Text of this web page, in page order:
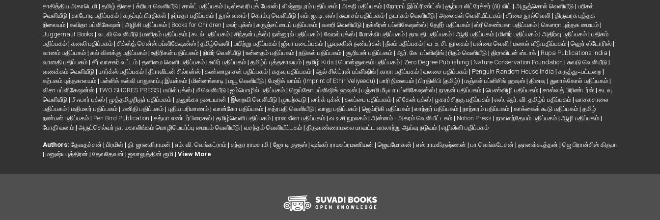
சாகித்திய அகாடெமி | தமிழ் திசை | க்ரியா வெளியீடு | சால்ட் பதிப்பகம் | டிஸ்கவரி புக் பேலஸ் | விஷ்ணுபுரம் பதிப்பகம் | அகநி பதிப்பகம் | நோராப் இம்ப்ரிண்ட்ஸ் | சூர்யா லிட்ரேச்சர் (பி) லிட் | அருஞ்சொல் வெளியீடு | பரிசல்
வெளியீடு | காடோடி பதிப்பகம் | கருப்புப் பிரதிகள் | நர்மதா பதிப்பகம் | நூல் வனம் | கொம்பு வெளியீடு | எம். ஐ. டி. எஸ் | சுவாசம் பதிப்பகம் | தடாகம் வெளியீடு | அலைகள் வெளியீட்டகம் | சீர்மை நூல்வெளி | திருவரசு புத்தக
நிலையம் | கவிதா பப்ளிகேஷன் | அழிசி பதிப்பகம் | Books for Children | மலர் புக்ஸ் | கருஞ்சட்டைப் பதிப்பகம் | வளரி வெளியீடு | நக்கீரன் பப்ளிகேஷன்ஸ் | தேநீர் பதிப்பகம் | ஸ்ரீ செண்பகா பதிப்பகம் | கௌரா புத்தக மையம் |
Juggernaut Books | வடலி வெளியீடு | மனிதம் பதிப்பகம் | கடல் பதிப்பகம் | சிந்தன் புக்ஸ் | நன்னூல் பதிப்பகம் | வேரல் புக்ஸ் | மோக்லி பதிப்பகம் | தாயதி பதிப்பகம் | ஆதி பதிப்பகம் | மிளிர் பதிப்பகம் | அதிர்வு பதிப்பகம் | பதிகம்
பதிப்பகம் | கனலி பதிப்பகம் | சிக்ஸ்த் சென்ஸ் பப்ளிகேஷன்ஸ் | தமிழ்வெளி | பயிற்று பதிப்பகம் | ஜீவா படைப்பகம் | பூவுலகின் நண்பர்கள் | நீலம் பதிப்பகம் | வ. உ. சி. நூலகம் | பன்மை வெளி | மணல் வீடு பதிப்பகம் | ஹெர் ஸ்டோரிஸ் |
வானம் பதிப்பகம் | கல் விளக்கு பதிப்பகம் | உதிரிகள் பதிப்பகம் | நிமிர் வெளியீடு | உன்னதம் பதிப்பகம் | நடுகல் பதிப்பகம் | சூரியன் பதிப்பகம் | ஆர். கே. பப்ளிஷிங் | ரிதம் வெளியீடு | திராவிடன் ஸ்டாக் | Rupa Publications India |
வானதி பதிப்பகம் | சீர் வாசகர் வட்டம் | தனிமை வெளி பதிப்பகம் | உயிர் பதிப்பகம் | தமிழ்ப் புத்தகாலயம் | தமிழ் Kids | பொன்னுலகம் பதிப்பகம் | Zero Degree Publishing | Nature Conservation Foundation | சுவடு வெளியீடு |
வணக்கம் வெளியீடு | மார்க்ஸ் பதிப்பகம் | திராவிடன் சில்ரன்ஸ் | கண்ணதாசன் பதிப்பகம் | கதவு பதிப்பகம் | ஆல் சில்ட்ரன் பப்ளிஷிங் | காரா பதிப்பகம் | வலசை பதிப்பகம் | Penguin Random House India | கருத்து=பட்டறை |
கற்பகம் புத்தகாலயம் | பள்ளிக் கல்வி பாதுகாப்பு இயக்கம் | மின்னங்காடி | மயூ வெளியீடு | மேஜிக் லாம்ப் (Imprint of Ethir Veliyeedu) | பாரி நிலையம் | பிரதிலிபி (தமிழ்) | மஞ்சுள் பப்ளிசிங் ஹவுஸ் | தினவு | துலாக்கோல் பதிப்பகம் |
விசா பப்ளிகேஷன்ஸ் | TWO SHORES PRESS | மயில் புக்ஸ் | மீ வெளியீடு | ஐம்பொழில் பதிப்பகம் | ஜெய்கோ பப்ளிஷிங் ஹவுஸ் | பஞ்சமி மீடியா பப்ளிகேஷன்ஸ் | நாதன் பதிப்பகம் | பெண்விழி பதிப்பகம் | சாஸ்வத் பிரிண்டர்ஸ் | கடவு
வெளியீடு | பீ ஃபார் புக்ஸ் | முத்தமிழறிஞர் பதிப்பகம் | குலுங்கா நடையான் | இறைவி வெளியீடு | முயற்கூடு | லார்க் புக்ஸ் | கலப்பை பதிப்பகம் | வீ கேன் புக்ஸ் | ழகரச்சிறகு பதிப்பகம் | எஸ். ஆர். வி. தமிழ்ப் பதிப்பகம் | வாசகசாலை
பதிப்பகம் | மதிமலர் பதிப்பகம் | மனிதி பதிப்பகம் | புதிய பரிமாணம் | வான்கோ பதிப்பகம் | சத்ரபதி வெளியீடு | வாலு பதிப்பகம் | ஜெய்ரிகி பதிப்பகம் | லாந்தர் பதிப்பகம் | நாற்கரம் பதிப்பகம் | காக்கைக் கூடு பதிப்பகம் | தமிழ்
நண்பன் பதிப்பகம் | Pen Bird Publication | சத்யா எண்டர்பிரைசஸ் | தமிழ்வெளி பதிப்பகம் | ராஸ லீலா பதிப்பகம் | வ.உ.சி நூலகம் | அன்னம் - அகரம் வெளியீட்டகம் | Notion Press | நாவலந்தேயம் பதிப்பகம் | ஆழி பதிப்பகம் |
போதி வனம் | அருட்செல்வர் நா. மகாலிங்கம் மொழிபெயர்ப்பு மையம் வெளியீடு | வசந்தம் வெளியீட்டகம் | திருவண்ணாமலை மாவட்ட வரலாற்று ஆய்வு நடுவம் | எழிலினி பதிப்பகம்
Authors: தேவதச்சன் | பிரமிள் | தி. ஜானகிராமன் | எம். வி. வெங்கட்ராம் | சுந்தர ராமசாமி | ஜோ டி குரூஸ் | ஷங்கர் ராமசுப்ரமணியன் | ஜெயமோகன் | எஸ் ராமகிருஷ்ணன் | பா வெங்கடேசன் | ஞானக்கூத்தன் | ஜெ பிரான்சிஸ் கிருபா
| மனுஷ்யபுத்திரன் | தேவதேவன் | ஜலாலுத்தின் ரூமி | View More